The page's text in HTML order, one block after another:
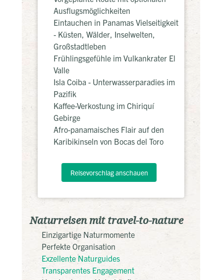
Naturreisen mit travel-to-nature
Einzigartige Naturmomente
Perfekte Organisation
Exzellente Naturguides
Transparentes Engagement
Ausflugsmöglichkeiten
Eintauchen in Panamas Vielseitigkeit
- Küsten, Wälder, Inselwelten,
Großstadtleben
Frühlingsgefühle im Vulkankrater El
Valle
Isla Coiba - Unterwasserparadies im
Pazifik
Kaffee-Verkostung im Chiriquí
Gebirge
Afro-panamaisches Flair auf den
Karibikinseln von Bocas del Toro
Reisevorschlag anschauen